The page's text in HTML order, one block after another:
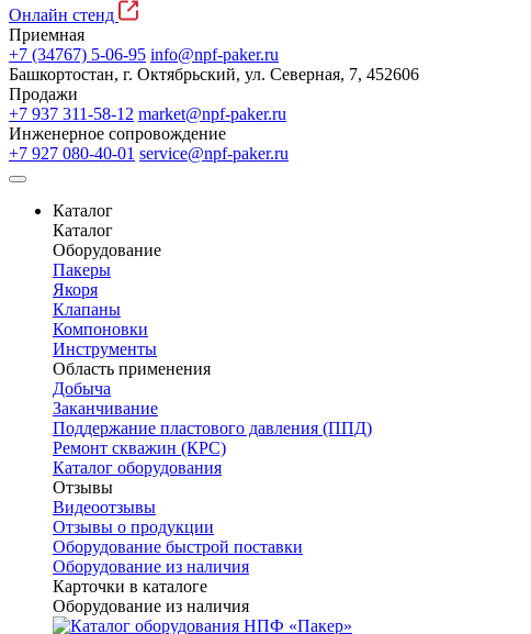
Онлайн стенд
Приемная
+7 (34767) 5-06-95 info@npf-paker.ru
Башкортостан, г. Октябрьский, ул. Северная, 7, 452606
Продажи
+7 937 311-58-12 market@npf-paker.ru
Инженерное сопровождение
+7 927 080-40-01 service@npf-paker.ru
Каталог
Каталог
Оборудование
Пакеры
Якоря
Клапаны
Компоновки
Инструменты
Область применения
Добыча
Заканчивание
Поддержание пластового давления (ППД)
Ремонт скважин (КРС)
Каталог оборудования
Отзывы
Видеоотзывы
Отзывы о продукции
Оборудование быстрой поставки
Оборудование из наличия
Карточки в каталоге
Оборудование из наличия